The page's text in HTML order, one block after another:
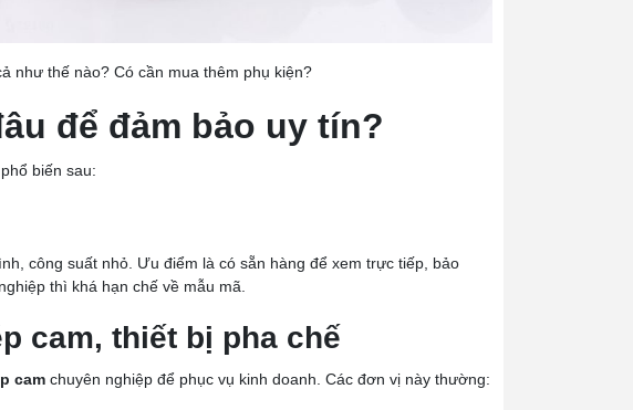
như thế nào? Có cần mua thêm phụ kiện?
để đảm bảo uy tín?
biến sau:
công suất nhỏ. Ưu điểm là có sẵn hàng để xem trực tiếp, bảo
thì khá hạn chế về mẫu mã.
cam, thiết bị pha chế
cam chuyên nghiệp để phục vụ kinh doanh. Các đơn vị này thường: